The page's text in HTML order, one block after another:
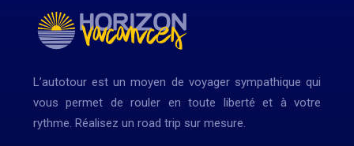
L’autotour est un moyen de voyager sympathique qui
vous permet de rouler en toute liberté et à votre
rythme. Réalisez un road trip sur mesure.